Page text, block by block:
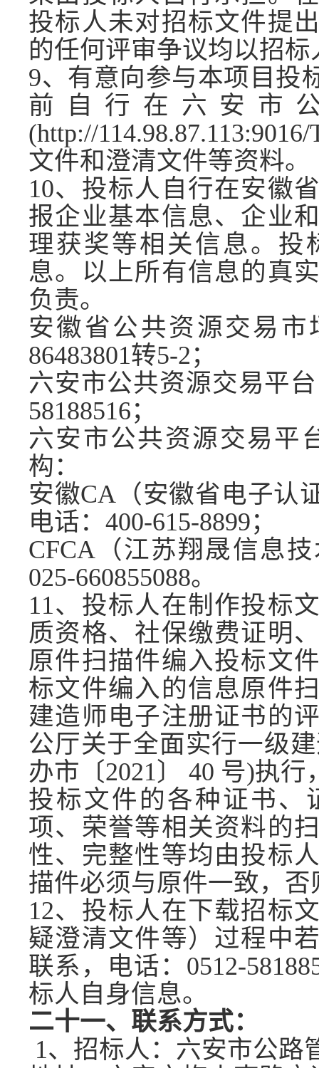
投标人未对招标文件提
的任何评审争议均以招
9、有意向参与本项目投
前自行在六安市
(http://
文件和澄清文件等资料。
10、投标人自行在安徽
报企业基本信息、企业
理获奖等相关信息。投
息。以上所有信息的真
负责。
安徽省公共资源交易
86483801转5-2；
六安市公共资源交易平
58188516；
六安市公共资源交易平
构：
安徽CA（安徽省电子认
电话：400-615-8899；
CFCA（江苏翔晟信息
025-660855088。
11、投标人在制作投标
质资格、社保缴费证明
原件扫描件编入投标文
标文件编入的信息原件
建造师电子注册证书的
公厅关于全面实行一级
办市〔2021〕 40 号)执行
投标文件的各种证书、
项、荣誉等相关资料的
性、完整性等均由投标
描件必须与原件一致，
12、投标人在下载招标
疑澄清文件等）过程中
联系，电话： 0512-
标人自身信息。
二十一、联系方式：
1、招标人：六安市公路